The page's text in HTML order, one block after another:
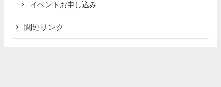
イベントお申し込み
関連リンク